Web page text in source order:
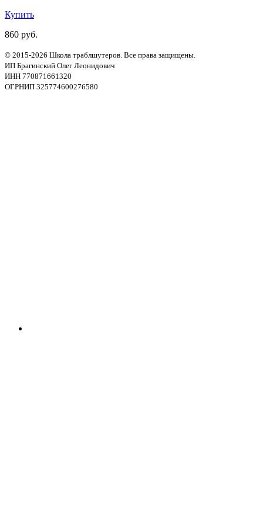
Купить
860 руб.
© 2015-2026 Школа траблшутеров. Все права защищены.
ИП Брагинский Олег Леонидович
ИНН 770871661320
ОГРНИП 325774600276580